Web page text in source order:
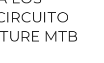
MTB